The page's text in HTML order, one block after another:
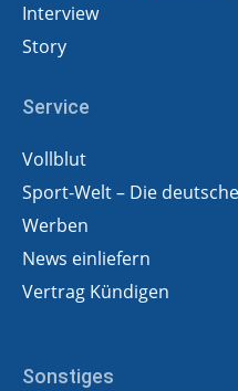
Interview
Story
Service
Vollblut
Sport-Welt – Die
Werben
News einliefern
Vertrag Kündigen
Sonstiges